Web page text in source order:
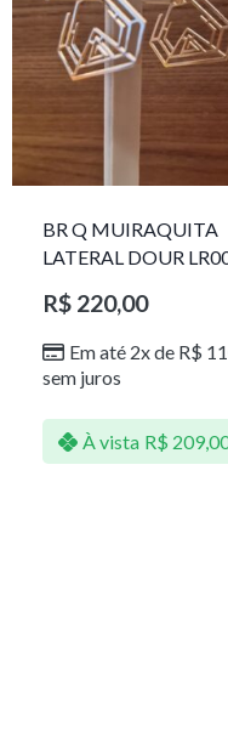
BR Q MUIRAQUITA
LATERAL DOUR
R$220,00
Em até 2x de R$
sem juros
À vista R$